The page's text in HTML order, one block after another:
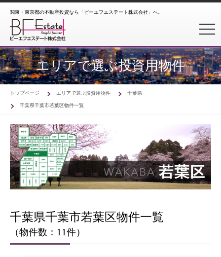
関東・東京都の不動産投資なら「ビーエフエステート株式会社」へ。
エリアで選ぶ投資用物件
トップページ エリアで選ぶ投資用物件
千葉県
千葉県千葉市若葉区物件一覧
千葉県千葉市若葉区物件一覧
（物件数：11件）